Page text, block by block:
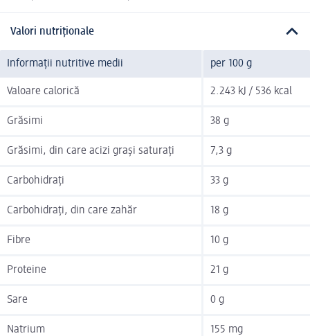
Valori nutriționale
Informații nutritive medii per 100 g
Valoare calorică 2.243 kJ / 536 kcal
Grăsimi 38 g
Grăsimi, din care acizi grași saturați 7,3 g
Carbohidrați 33 g
Carbohidrați, din care zahăr 18 g
Fibre 10 g
Proteine 21 g
Sare 0 g
Natrium 155 mg